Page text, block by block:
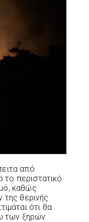
από
περιστατικό
καθώς
της θερινής
ότι θα
των ξηρών